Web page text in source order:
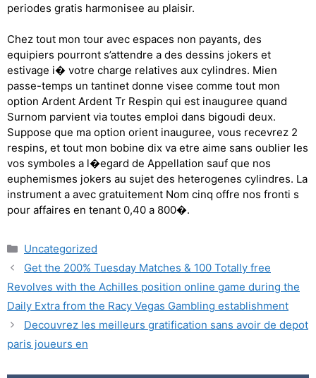
periodes gratis harmonisee au plaisir.
Chez tout mon tour avec espaces non payants, des
equipiers pourront s’attendre a des dessins jokers et
estivage i� votre charge relatives aux cylindres. Mien
passe-temps un tantinet donne visee comme tout mon
option Ardent Ardent Tr Respin qui est inauguree quand
Surnom parvient via toutes emploi dans bigoudi deux.
Suppose que ma option orient inauguree, vous recevrez 2
respins, et tout mon bobine dix va etre aime sans oublier les
vos symboles a l�egard de Appellation sauf que nos
euphemismes jokers au sujet des heterogenes cylindres. La
instrument a avec gratuitement Nom cinq offre nos fronti s
pour affaires en tenant 0,40 a 800�.
Uncategorized
Get the 200% Tuesday Matches & 100 Totally free
Revolves with the Achilles position online game during the
Daily Extra from the Racy Vegas Gambling establishment
Decouvrez les meilleurs gratification sans avoir de depot
paris joueurs en